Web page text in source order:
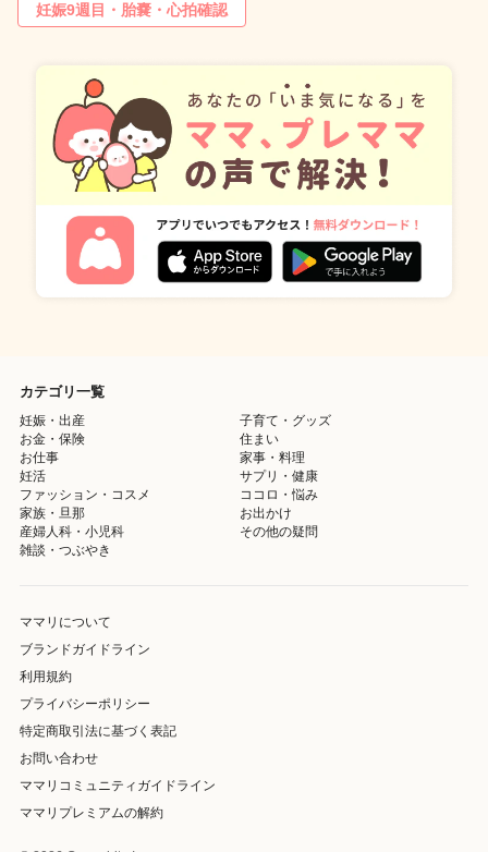
妊娠9週目・胎嚢・心拍確認
カテゴリ一覧
妊娠・出産
子育て・グッズ
お金・保険
住まい
お仕事
家事・料理
妊活
サプリ・健康
ファッション・コスメ
ココロ・悩み
家族・旦那
お出かけ
産婦人科・小児科
その他の疑問
雑談・つぶやき
ママリについて
ブランドガイドライン
利用規約
プライバシーポリシー
特定商取引法に基づく表記
お問い合わせ
ママリコミュニティガイドライン
ママリプレミアムの解約